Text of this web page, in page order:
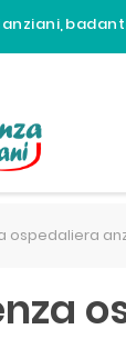
ospedaliera